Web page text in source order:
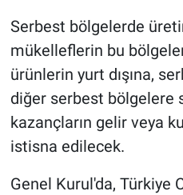
Serbest bölgelerde
mükelleflerin bu
ürünlerin yurt dışına,
diğer serbest bölgelere
kazançların gelir veya
istisna edilecek.
Genel Kurul'da, Türkiye